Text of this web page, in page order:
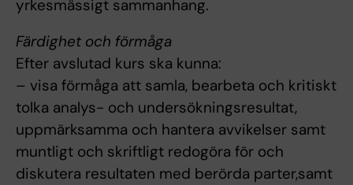
yrkesmässigt sammanhang.
Färdighet och förmåga
Efter avslutad kurs ska kunna:
– visa förmåga att samla, bearbeta och kritiskt
tolka analys- och undersökningsresultat,
uppmärksamma och hantera avvikelser samt
muntligt och skriftligt redogöra för och
diskutera resultaten med berörda parter,samt